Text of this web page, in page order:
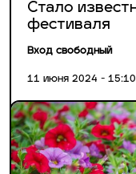
Стало
фестиваля
Вход свободный
11 июня 2024 - 15:10